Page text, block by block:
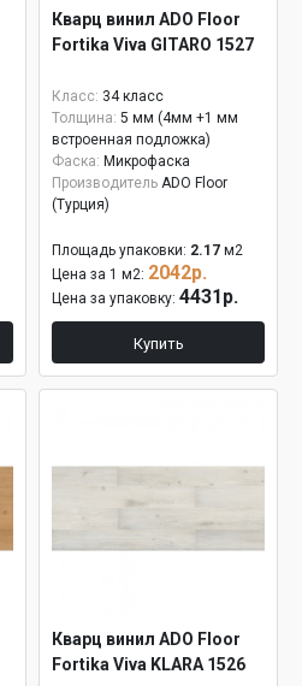
Кварц винил ADO Floor
Fortika Viva GITARO 1527
Класс: 34 класс
Толщина: 5 мм (4мм +1 мм
встроенная подложка)
Фаска: Микрофаска
Производитель ADO Floor
(Турция)
Площадь упаковки: 2.17 м2
Цена за 1 м2: 2042р.
Цена за упаковку: 4431р.
Купить
Кварц винил ADO Floor
Fortika Viva KLARA 1526